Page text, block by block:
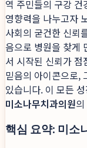
역 주민들의 구강
영향력을 나누고자
사회의 굳건한 신뢰
음으로 병원을 찾게
서 시작된 신뢰가
믿음의 아이콘으로,
있습니다. 이 모든
미소나무치과의원
핵심 요약: 미소